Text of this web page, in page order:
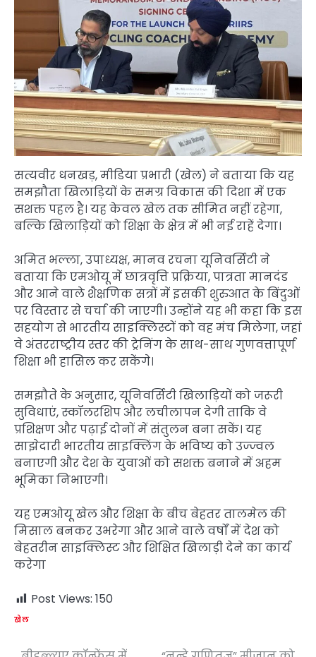
सत्यवीर धनखड़, मीडिया प्रभारी (खेल) ने बताया कि यह
समझौता खिलाड़ियों के समग्र विकास की दिशा में एक
सशक्त पहल है। यह केवल खेल तक सीमित नहीं रहेगा,
बल्कि खिलाड़ियों को शिक्षा के क्षेत्र में भी नई राहें देगा।
अमित भल्ला, उपाध्यक्ष, मानव रचना यूनिवर्सिटी ने
बताया कि एमओयू में छात्रवृत्ति प्रक्रिया, पात्रता मानदंड
और आने वाले शैक्षणिक सत्रों में इसकी शुरुआत के बिंदुओं
पर विस्तार से चर्चा की जाएगी। उन्होंने यह भी कहा कि इस
सहयोग से भारतीय साइक्लिस्टों को वह मंच मिलेगा, जहां
वे अंतरराष्ट्रीय स्तर की ट्रेनिंग के साथ-साथ गुणवत्तापूर्ण
शिक्षा भी हासिल कर सकेंगे।
समझौते के अनुसार, यूनिवर्सिटी खिलाड़ियों को जरूरी
सुविधाएं, स्कॉलरशिप और लचीलापन देगी ताकि वे
प्रशिक्षण और पढ़ाई दोनों में संतुलन बना सकें। यह
साझेदारी भारतीय साइक्लिंग के भविष्य को उज्ज्वल
बनाएगी और देश के युवाओं को सशक्त बनाने में अहम
भूमिका निभाएगी।
यह एमओयू खेल और शिक्षा के बीच बेहतर तालमेल की
मिसाल बनकर उभरेगा और आने वाले वर्षों में देश को
बेहतरीन साइक्लिस्ट और शिक्षित खिलाड़ी देने का कार्य
करेगा
Post Views: 150
खेल